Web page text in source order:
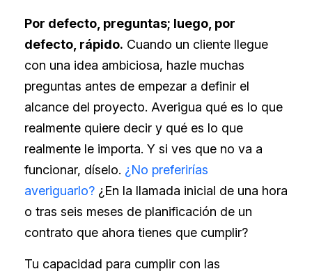
Por defecto, preguntas; luego, por
defecto, rápido. Cuando un cliente llegue
con una idea ambiciosa, hazle muchas
preguntas antes de empezar a definir el
alcance del proyecto. Averigua qué es lo que
realmente quiere decir y qué es lo que
realmente le importa. Y si ves que no va a
funcionar, díselo. ¿No preferirías
averiguarlo? ¿En la llamada inicial de una hora
o tras seis meses de planificación de un
contrato que ahora tienes que cumplir?
Tu capacidad para cumplir con las